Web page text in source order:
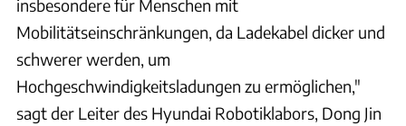
insbesondere für Menschen mit
Mobilitätseinschränkungen, da Ladekabel dicker und
schwerer werden, um
Hochgeschwindigkeitsladungen zu ermöglichen,"
sagt der Leiter des Hyundai Robotiklabors, Dong Jin